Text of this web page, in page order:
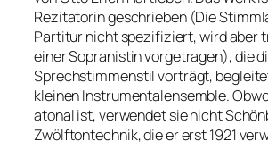
Rezitatorin geschrieben (Die
Partitur nicht spezifiziert, wird aber
einer Sopranistin vorgetragen), die
Sprechstimmenstil vorträgt,
kleinen Instrumentalensemble.
atonal ist, verwendet sie nicht
Zwölftontechnik, die er erst 1921